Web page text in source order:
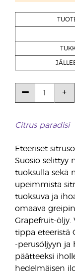
Citrus paradisi
Eteeriset
Suosio selittyy
tuoksulla sekä
upeimmista
tuoksuva ja
omaava
Grapefruit-öljy.
tippa eteeristä
-perusöljyyn ja
päätteeksi
hedelmäisen